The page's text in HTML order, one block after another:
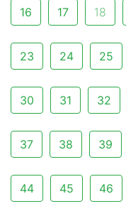
16 17 18
23 24 25
30 31 32
37 38 39
44 45 46